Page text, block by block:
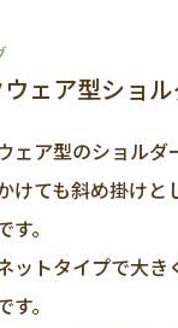
ウェア型ショ
ェア型のショルダ
けても斜め掛けと
す。
ットタイプで大き
す。